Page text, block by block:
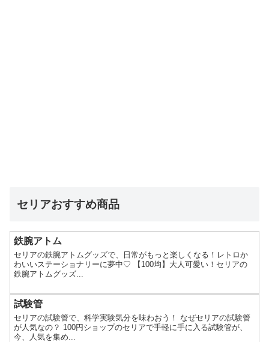
セリアおすすめ商品
鉄腕アトム
セリアの鉄腕アトムグッズで、日常がもっと楽しくなる！レトロか
わいいステーショナリーに夢中♡ 【100均】大人可愛い！セリアの
鉄腕アトムグッズ...
試験管
セリアの試験管で、科学実験気分を味わおう！ なぜセリアの試験管
が人気なの？ 100円ショップのセリアで手軽に手に入る試験管が、
今、人気を集め...